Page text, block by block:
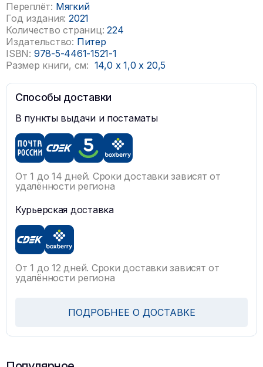
Переплёт: Мягкий
Год издания: 2021
Количество страниц: 224
Издательство: Питер
ISBN: 978-5-4461-1521-1
Размер книги, см: 14,0 x 1,0x 20,5
Способы доставки
В пункты выдачи и постаматы
От 1 до 14 дней. Сроки доставки зависят от
удалённости региона
Курьерская доставка
От 1 до 12 дней. Сроки доставки зависят от
удалённости региона
ПОДРОБНЕЕ О ДОСТАВКЕ